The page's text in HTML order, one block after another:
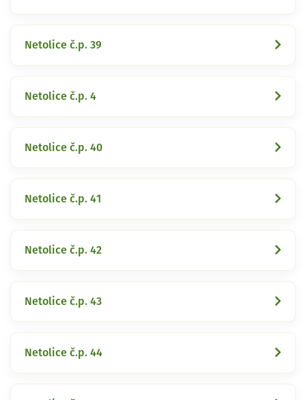
Netolice č.p. 39
Netolice č.p. 4
Netolice č.p. 40
Netolice č.p. 41
Netolice č.p. 42
Netolice č.p. 43
Netolice č.p. 44